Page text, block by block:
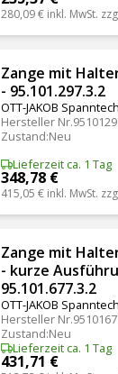
280,09 € inkl. MwSt.
Zange mit
- 95.101.297.3.2
OTT-JAKOB
Hersteller Nr.
Zustand:Neu
Lieferzeit ca. 1 Tag
348,78 €
415,05 € inkl. MwSt.
Zange mit
- kurze
95.101.677.3.2
OTT-JAKOB
Hersteller Nr.
Zustand:Neu
Lieferzeit ca. 1 Tag
431,71 €